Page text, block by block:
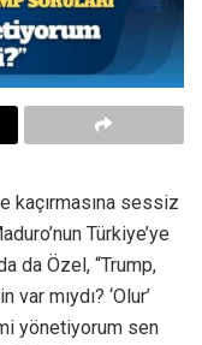
kaçırmasına sessiz
Türkiye’ye
da Özel, “Trump,
mıydı? ‘Olur’
yönetiyorum sen